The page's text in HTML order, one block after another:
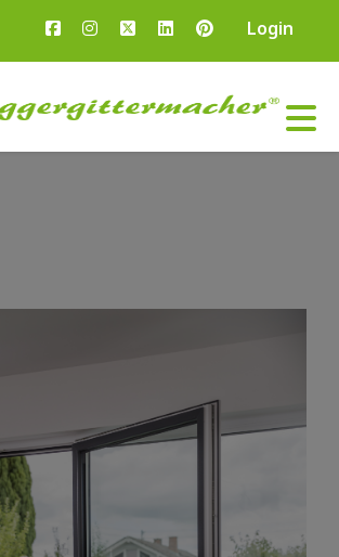
Login